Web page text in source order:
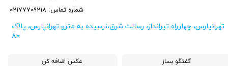
​شماره تماس: ۰۲۱۷۷۷۰۹۲۱۸
​تهرانپارس، چهارراه تیرانداز، رسالت شرق،نرسیده به مترو تهرانپارس، پلاک
۸۰
گفتگو بساز عکس اضافه کن